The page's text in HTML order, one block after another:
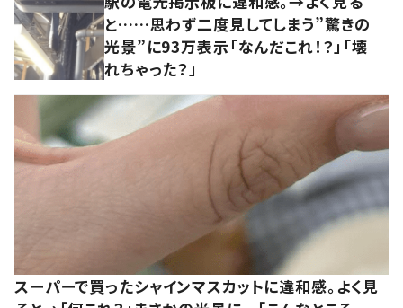
と……思わず二度見してしまう”驚きの
光景”に93万表示「なんだこれ！？」「壊
れちゃった？」
スーパーで買ったシャインマスカットに違和感。よく見